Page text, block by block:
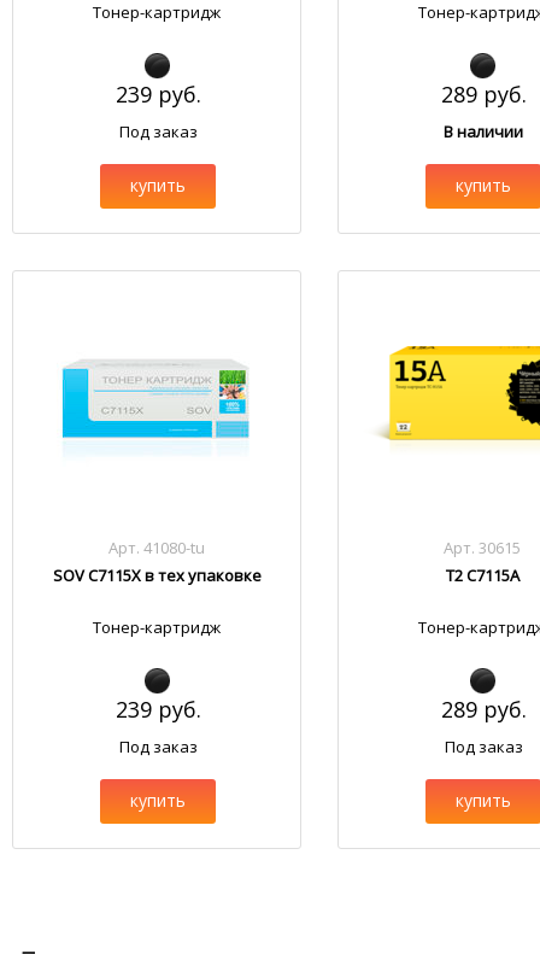
Тонер-картридж
239 руб.
Под заказ
купить
Тонер-
289 руб.
В наличии
купить
Арт. 41080-tu
SOV C7115X в тех упаковке
Тонер-картридж
239 руб.
Под заказ
купить
Арт. 30615
T2 C7115A
Тонер-
289 руб.
Под заказ
купить